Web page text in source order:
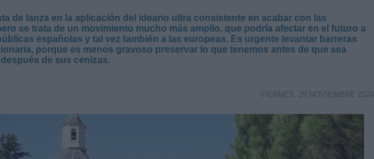
de lanza en la aplicación del ideario ultra consistente en acabar con las
se trata de un movimiento mucho más amplio, que podría afectar en el futuro a
españolas y tal vez también a las europeas. Es urgente levantar barreras
porque es menos gravoso preservar lo que tenemos antes de que sea
de sus cenizas.
VIERNES, 29 NOVIEMBRE 2024